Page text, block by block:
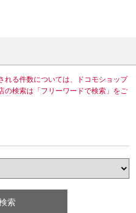
れる件数については、ドコモショップ
の検索は「フリーワードで検索」をご
索